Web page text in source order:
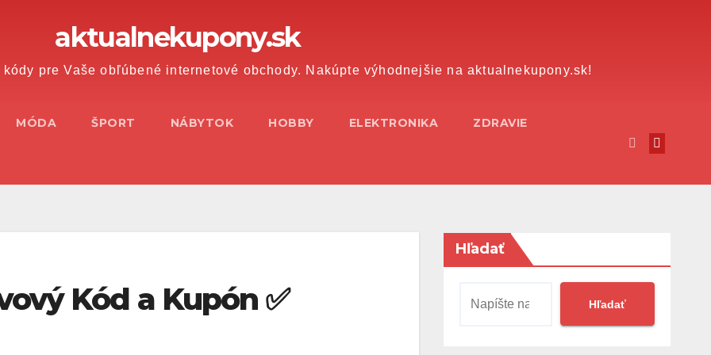
aktualnekupony.sk
pre Vaše obľúbené internetové obchody. Nakúpte výhodnejšie na aktualnekupony.sk!
MÓDA ŠPORT NÁBYTOK HOBBY ELEKTRONIKA ZDRAVIE
Kód a Kupón ✅
Hľadať
Hľadať